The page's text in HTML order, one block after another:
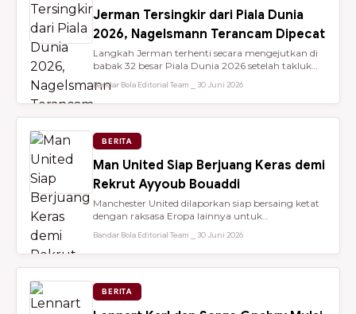
Jerman Tersingkir dari Piala Dunia
2026, Nagelsmann Terancam Dipecat
Langkah Jerman terhenti secara mengejutkan di
babak 32 besar Piala Dunia 2026 setelah takluk
Bandar Bola Editorial Team ⎯ 30 Juni 2026
BERITA
Man United Siap Berjuang Keras demi
Rekrut Ayyoub Bouaddi
Manchester United dilaporkan siap bersaing ketat
dengan raksasa Eropa lainnya untuk
Bandar Bola Editorial Team ⎯ 30 Juni 2026
BERITA